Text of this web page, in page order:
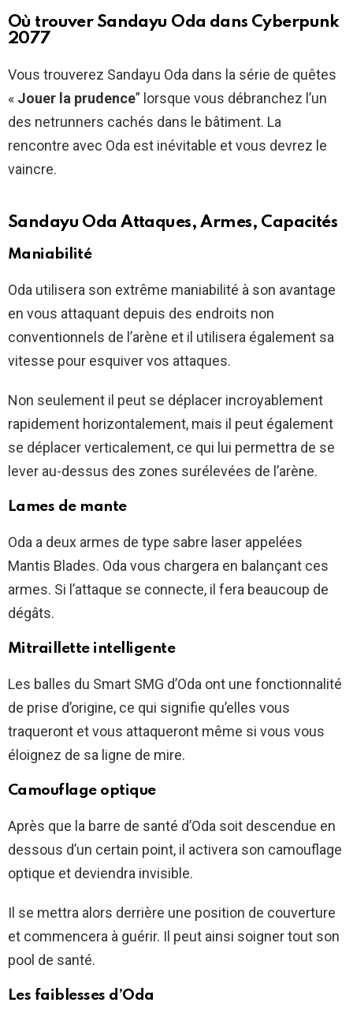
Où trouver Sandayu Oda dans Cyberpunk
2077
Vous trouverez Sandayu Oda dans la série de quêtes
« Jouer la prudence” lorsque vous débranchez l’un
des netrunners cachés dans le bâtiment. La
rencontre avec Oda est inévitable et vous devrez le
vaincre.
Sandayu Oda Attaques, Armes, Capacités
Maniabilité
Oda utilisera son extrême maniabilité à son avantage
en vous attaquant depuis des endroits non
conventionnels de l’arène et il utilisera également sa
vitesse pour esquiver vos attaques.
Non seulement il peut se déplacer incroyablement
rapidement horizontalement, mais il peut également
se déplacer verticalement, ce qui lui permettra de se
lever au-dessus des zones surélevées de l’arène.
Lames de mante
Oda a deux armes de type sabre laser appelées
Mantis Blades. Oda vous chargera en balançant ces
armes. Si l’attaque se connecte, il fera beaucoup de
dégâts.
Mitraillette intelligente
Les balles du Smart SMG d’Oda ont une fonctionnalité
de prise d’origine, ce qui signifie qu’elles vous
traqueront et vous attaqueront même si vous vous
éloignez de sa ligne de mire.
Camouflage optique
Après que la barre de santé d’Oda soit descendue en
dessous d’un certain point, il activera son camouflage
optique et deviendra invisible.
Il se mettra alors derrière une position de couverture
et commencera à guérir. Il peut ainsi soigner tout son
pool de santé.
Les faiblesses d’Oda